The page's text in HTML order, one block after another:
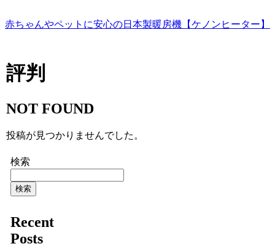
赤ちゃんやペットに安心の日本製暖房機【ケノンヒーター】
評判
NOT FOUND
投稿が見つかりませんでした。
検索
検索
Recent
Posts